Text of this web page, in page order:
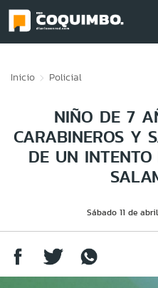
Inicio Policial
NIÑO DE 7
CARABINEROS Y
DE UN
Sábado 11 de